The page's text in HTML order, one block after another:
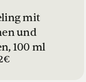
mit
und
100 ml